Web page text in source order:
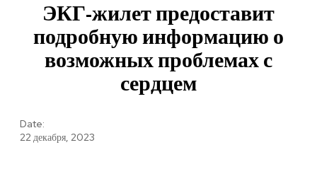
ЭКГ-жилет предоставит
подробную информацию о
возможных проблемах с
сердцем
Date:
22 декабря, 2023